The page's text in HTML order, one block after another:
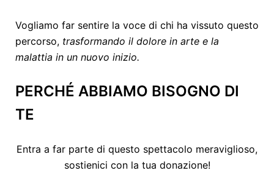
Vogliamo far sentire la voce di chi ha vissuto questo
percorso, trasformando il dolore in arte e la
malattia in un nuovo inizio.
PERCHÉ ABBIAMO BISOGNO DI
TE
Entra a far parte di questo spettacolo meraviglioso,
sostienici con la tua donazione!